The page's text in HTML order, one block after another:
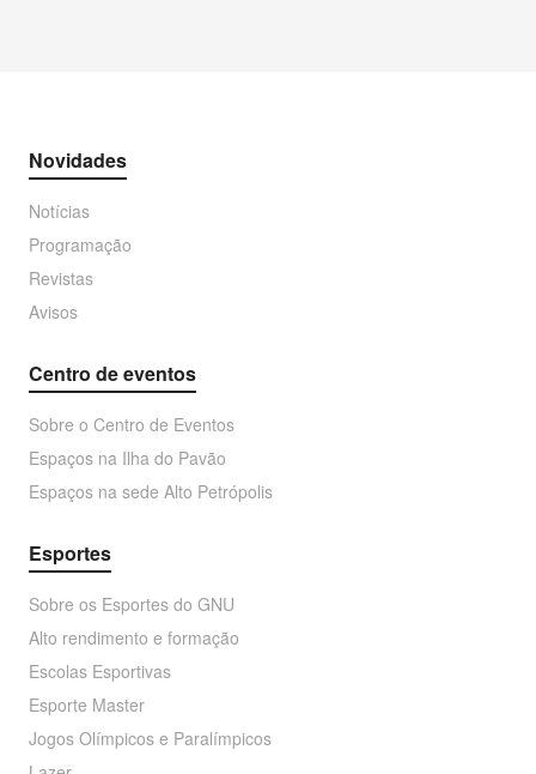
Novidades
Notícias
Programação
Revistas
Avisos
Centro de eventos
Sobre o Centro de Eventos
Espaços na Ilha do Pavão
Espaços na sede Alto Petrópolis
Esportes
Sobre os Esportes do GNU
Alto rendimento e formação
Escolas Esportivas
Esporte Master
Jogos Olímpicos e Paralímpicos